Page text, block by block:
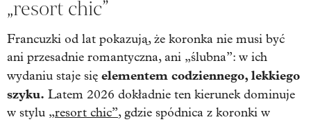
„resort chic”
Francuzki od lat pokazują, że koronka nie musi być
ani przesadnie romantyczna, ani „ślubna”: w ich
wydaniu staje się elementem codziennego, lekkiego
szyku. Latem 2026 dokładnie ten kierunek dominuje
w stylu „resort chic”, gdzie spódnica z koronki w